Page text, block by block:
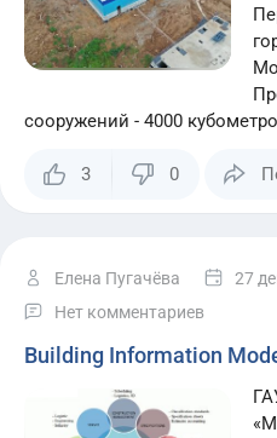
сооружений - 4000
3 0
Елена Пугачёва 27
Нет комментариев
Building Information